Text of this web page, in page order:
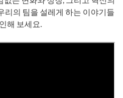
리의 팀을 설레게 하는 이야기들
해 보세요.